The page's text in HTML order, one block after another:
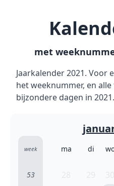
met
Jaarkalender 2021. Voor
het weeknummer, en
bijzondere dagen in 2021.
week ma di
53